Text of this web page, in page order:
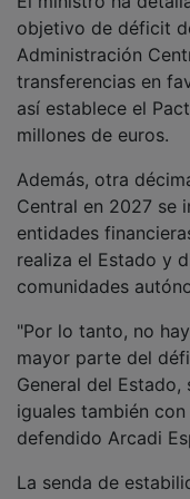
objetivo de déficit
Administración
transferencias en
así establece el
millones de euros.
Central en 2027 se
entidades
realiza el Estado y
comunidades
mayor parte del
General del
iguales también con
defendido Arcadi
las comunidades